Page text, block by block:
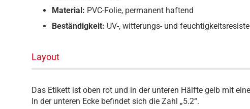
Material: PVC-Folie, permanent haftend
Beständigkeit: UV-, witterungs- und
Layout
Das Etikett ist oben rot und in der unteren Hälfte gelb mit
In der unteren Ecke befindet sich die Zahl „5.2“.